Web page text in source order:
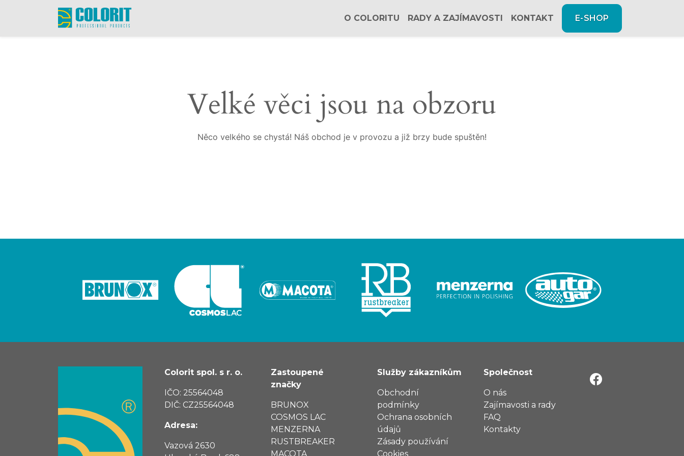
O COLORITU RADY A ZAJÍMAVOSTI KONTAKT E-SHOP
Velké věci jsou na obzoru
Něco velkého se chystá! Náš obchod je v provozu a již brzy bude spuštěn!
Colorit spol. s r. o.
IČO: 25564048
DIČ: CZ25564048
Adresa:
Vazová 2630
Zastoupené
značky
BRUNOX
COSMOS LAC
MENZERNA
RUSTBREAKER
MACOTA
Služby zákazníkům
Obchodní
podmínky
Ochrana osobních
údajů
Zásady používání
Cookies
Společnost
O nás
Zajímavosti a rady
FAQ
Kontakty